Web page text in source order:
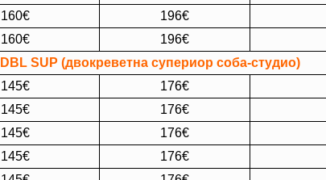
160€
196€
160€
196€
DBL SUP (двокреветна супериор соба-студио)
145€
176€
145€
176€
145€
176€
145€
176€